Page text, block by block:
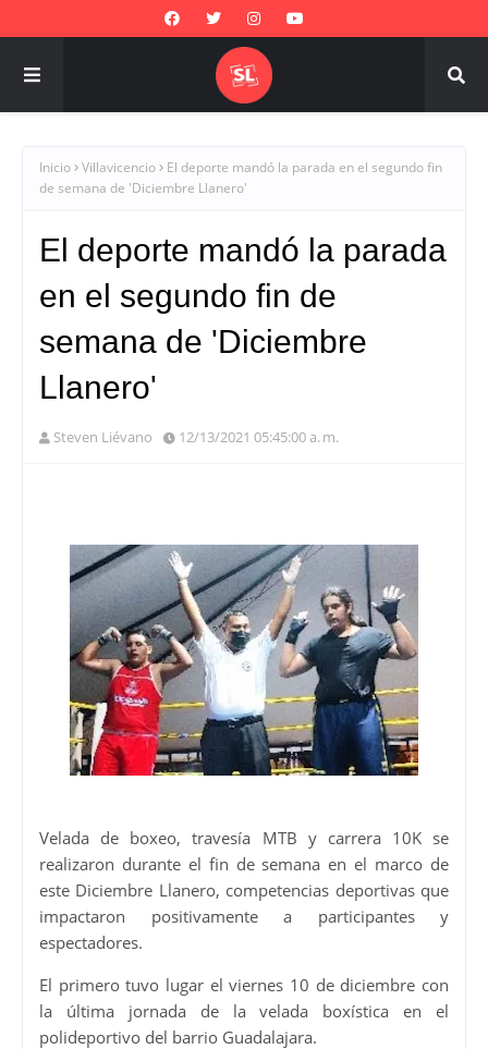
Inicio Villavicencio
El deporte mandó la parada en el segundo fin
de semana de 'Diciembre Llanero'
El deporte mandó la parada
en el segundo fin de
semana de 'Diciembre
Llanero'
Steven Liévano 12/13/2021 05:45:00 a. m.
Velada de boxeo, travesía MTB y carrera 10K se
realizaron durante el fin de semana en el marco de
este Diciembre Llanero, competencias deportivas que
impactaron positivamente a participantes y
espectadores.
El primero tuvo lugar el viernes 10 de diciembre con
la última jornada de la velada boxística en el
polideportivo del barrio Guadalajara.